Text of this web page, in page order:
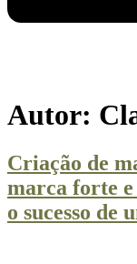
Autor:
Criação de
marca forte e
o sucesso de